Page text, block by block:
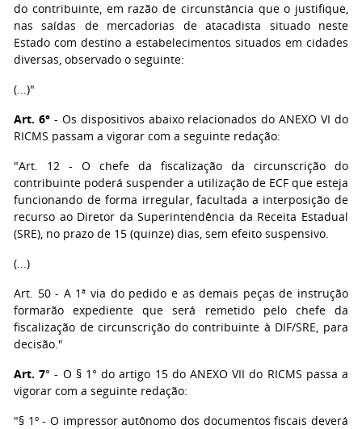
do contribuinte, em razão de circunstância que o justifique,
nas saídas de mercadorias de atacadista situado neste
Estado com destino a estabelecimentos situados em cidades
diversas, observado o seguinte:
(...)"
Art. 6°- Os dispositivos abaixo relacionados do ANEXO VI do
RICMS passam a vigorar com a seguinte redação:
"Art. 12 - O chefe da fiscalização da circunscrição do
contribuinte poderá suspender a utilização de ECF que esteja
funcionando de forma irregular, facultada a interposição de
recurso ao Diretor da Superintendência da Receita Estadual
(SRE), no prazo de 15 (quinze) dias, sem efeito suspensivo.
(...)
Art. 50 - A 1ª via do pedido e as demais peças de instrução
formarão expediente que será remetido pelo chefe da
fiscalização de circunscrição do contribuinte à DIF/SRE, para
decisão."
Art. 7° - O § 1° do artigo 15 do ANEXO VII do RICMS passa a
vigorar com a seguinte redação:
"§ 1º - O impressor autônomo dos documentos fiscais deverá